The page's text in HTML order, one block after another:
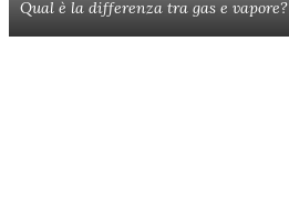
Qual è la differenza tra gas e vapore?